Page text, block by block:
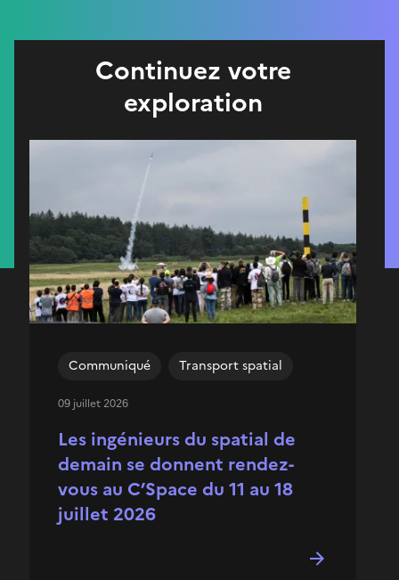
Continuez votre
exploration
Les ingénieurs du spatial de
demain se donnent rendez-
vous au C’Space du 11 au 18
juillet 2026
Communiqué Transport spatial
09 juillet 2026